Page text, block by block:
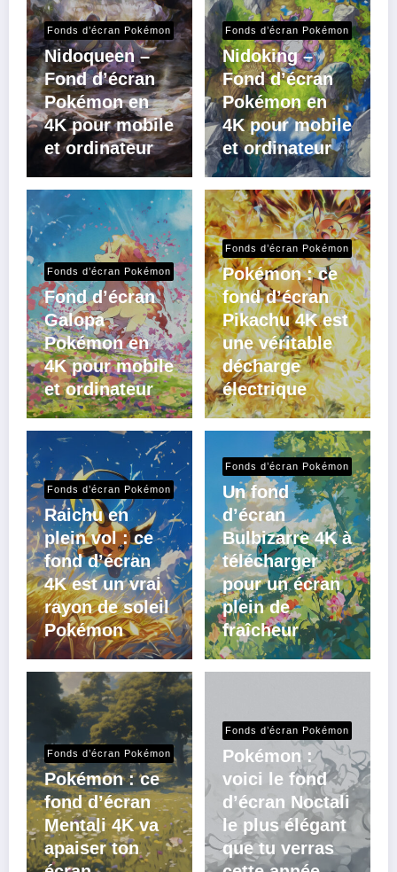
Fonds d’écran Pokémon
Nidoqueen –
Fond d’écran
Pokémon en
4K pour mobile
et ordinateur
Fonds d’écran Pokémon
Nidoking –
Fond d’écran
Pokémon en
4K pour mobile
et ordinateur
Fonds d’écran Pokémon
Fond d’écran
Galopa
Pokémon en
4K pour mobile
et ordinateur
Fonds d’écran Pokémon
Pokémon : ce
fond d’écran
Pikachu 4K est
une véritable
décharge
électrique
Fonds d’écran Pokémon
Raichu en
plein vol : ce
fond d’écran
4K est un vrai
rayon de soleil
Pokémon
Fonds d’écran Pokémon
Un fond
d’écran
Bulbizarre 4K à
télécharger
pour un écran
plein de
fraîcheur
Fonds d’écran Pokémon
Pokémon : ce
fond d’écran
Mentali 4K va
apaiser ton
Fonds d’écran Pokémon
Pokémon :
voici le fond
d’écran Noctali
le plus élégant
que tu verras